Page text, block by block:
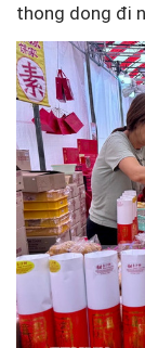
thong dong đi